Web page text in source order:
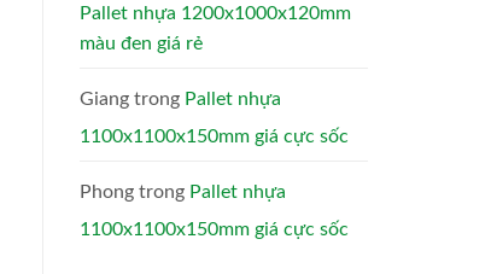
Pallet nhựa 1200x1000x120mm
màu đen giá rẻ
Giang trong Pallet nhựa
1100x1100x150mm giá cực sốc
Phong trong Pallet nhựa
1100x1100x150mm giá cực sốc